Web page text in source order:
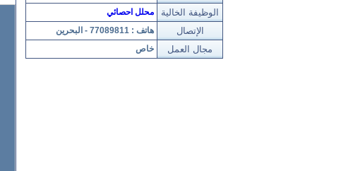
محلل احصائي الوظيفة الخالية
هاتف : 77089811 - البحرين الإتصال
خاص مجال العمل